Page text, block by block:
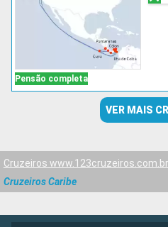
Pensão completa
VER MAIS
Cruzeiros www.123cruzeiros.com.br
Cruzeiros Caribe